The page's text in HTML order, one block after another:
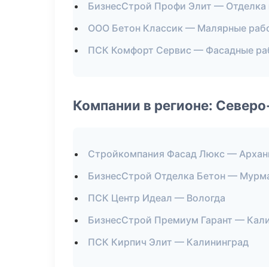
БизнесСтрой Профи Элит —
ООО Бетон Классик — Малярные
ПСК Комфорт Сервис — Фасадные
Компании в регионе:
Стройкомпания Фасад Люкс —
БизнесСтрой Отделка Бетон —
ПСК Центр Идеал — Вологда
БизнесСтрой Премиум Гарант —
ПСК Кирпич Элит — Калининград